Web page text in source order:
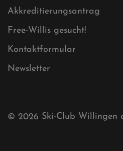
Ski-Club
Mühlenkopfschanze
Sponsoren
Aktuelles
Kontaktformular